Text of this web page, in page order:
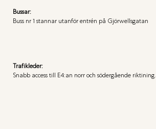
Bussar:
Buss nr 1 stannar utanför entrén på Gjörwellsgatan
Trafikleder:
Snabb access till E4:an norr och södergående riktining.